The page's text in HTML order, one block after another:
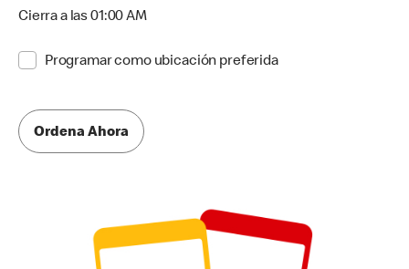
Cierra a las 01:00 AM
Programar como ubicación preferida
Ordena Ahora